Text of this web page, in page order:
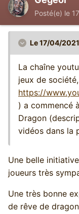
Posté(e) le
Le 17/04/
La chaîne
jeux de société,
https://
) a commencé
Dragon
vidéos dans la
Une belle
joueurs très
Une très bonne
de rêve de